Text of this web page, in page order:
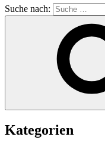
Suche nach:
Kategorien